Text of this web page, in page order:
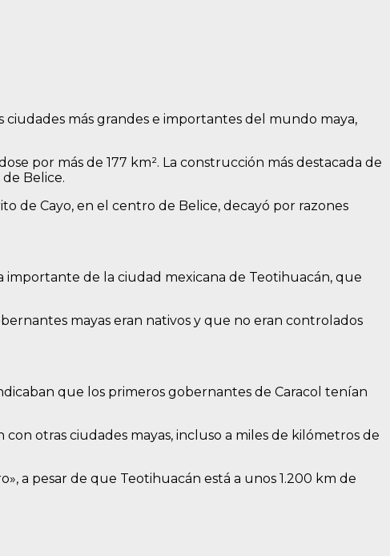
ciudades más grandes e importantes del mundo maya,
por más de 177 km². La construcción más destacada de
Belice.
de Cayo, en el centro de Belice, decayó por razones
importante de la ciudad mexicana de Teotihuacán, que
mayas eran nativos y que no eran controlados
que los primeros gobernantes de Caracol tenían
otras ciudades mayas, incluso a miles de kilómetros de
a pesar de que Teotihuacán está a unos 1.200 km de